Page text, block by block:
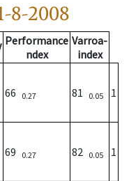
8-2008
Performance
ndex
Varroa-
index
66 0.27 81 0.05 1
69 0.27 82 0.05 1